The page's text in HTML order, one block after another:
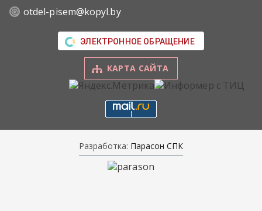
otdel-pisem@kopyl.by
ЭЛЕКТРОННОЕ ОБРАЩЕНИЕ
КАРТА САЙТА
Разработка: Парасон СПК